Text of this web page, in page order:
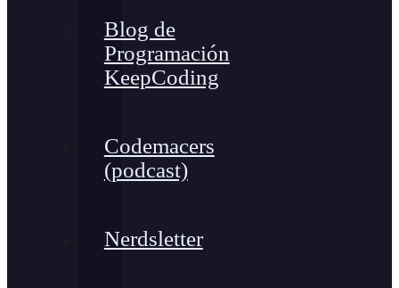
Blog de
Programación
KeepCoding
Codemacers
(podcast)
Nerdsletter